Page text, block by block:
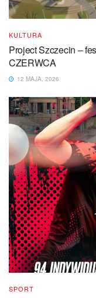
KULTURA
Project Szczecin –
CZERWCA
12 MAJA, 2026
SPORT